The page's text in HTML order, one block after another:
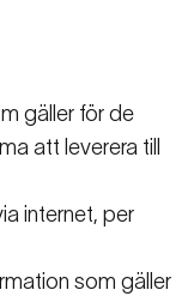
gäller för de
att leverera till
internet, per
som gäller